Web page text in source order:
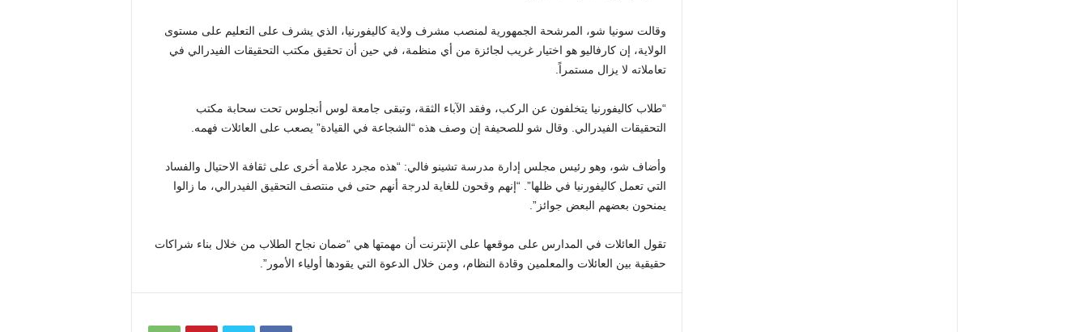
وقالت سونيا شو، المرشحة الجمهورية لمنصب مشرف ولاية كاليفورنيا، الذي يشرف على التعليم على مستوى
الولاية، إن كارفاليو هو اختيار غريب لجائزة من أي منظمة، في حين أن تحقيق مكتب التحقيقات الفيدرالي في
تعاملاته لا يزال مستمراً.
“طلاب كاليفورنيا يتخلفون عن الركب، وفقد الآباء الثقة، وتبقى جامعة لوس أنجلوس تحت سحابة مكتب
التحقيقات الفيدرالي. وقال شو للصحيفة إن وصف هذه “الشجاعة في القيادة” يصعب على العائلات فهمه.
وأضاف شو، وهو رئيس مجلس إدارة مدرسة تشينو فالي: “هذه مجرد علامة أخرى على ثقافة الاحتيال والفساد
التي تعمل كاليفورنيا في ظلها”. “إنهم وقحون للغاية لدرجة أنهم حتى في منتصف التحقيق الفيدرالي، ما زالوا
يمنحون بعضهم البعض جوائز”.
تقول العائلات في المدارس على موقعها على الإنترنت أن مهمتها هي “ضمان نجاح الطلاب من خلال بناء شراكات
حقيقية بين العائلات والمعلمين وقادة النظام، ومن خلال الدعوة التي يقودها أولياء الأمور”.